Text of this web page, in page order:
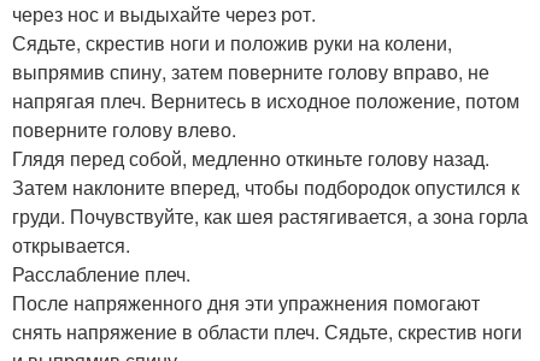
через нос и выдыхайте через рот.
Сядьте, скрестив ноги и положив руки на колени,
выпрямив спину, затем поверните голову вправо, не
напрягая плеч. Вернитесь в исходное положение, потом
поверните голову влево.
Глядя перед собой, медленно откиньте голову назад.
Затем наклоните вперед, чтобы подбородок опустился к
груди. Почувствуйте, как шея растягивается, а зона горла
открывается.
Расслабление плеч.
После напряженного дня эти упражнения помогают
снять напряжение в области плеч. Сядьте, скрестив ноги